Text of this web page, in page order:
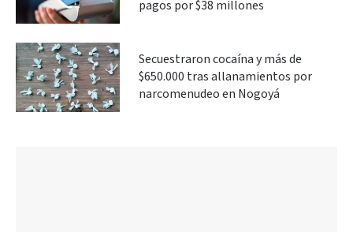
pagos por $38 millones
Secuestraron cocaína y más de
$650.000 tras allanamientos por
narcomenudeo en Nogoyá